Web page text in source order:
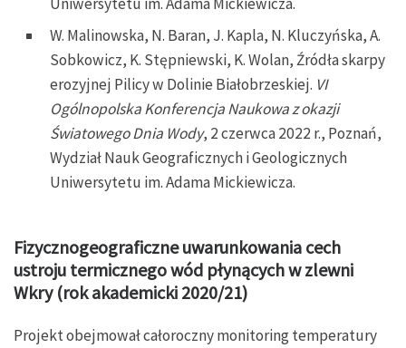
W. Malinowska, N. Baran, J. Kapla, N. Kluczyńska, A.
Sobkowicz, K. Stępniewski, K. Wolan, Źródła skarpy
erozyjnej Pilicy w Dolinie Białobrzeskiej. VI
Ogólnopolska Konferencja Naukowa z okazji
Światowego Dnia Wody, 2 czerwca 2022 r., Poznań,
Wydział Nauk Geograficznych i Geologicznych
Uniwersytetu im. Adama Mickiewicza.
Fizycznogeograficzne uwarunkowania cech
ustroju termicznego wód płynących w zlewni
Wkry (rok akademicki 2020/21)
Projekt obejmował całoroczny monitoring temperatury